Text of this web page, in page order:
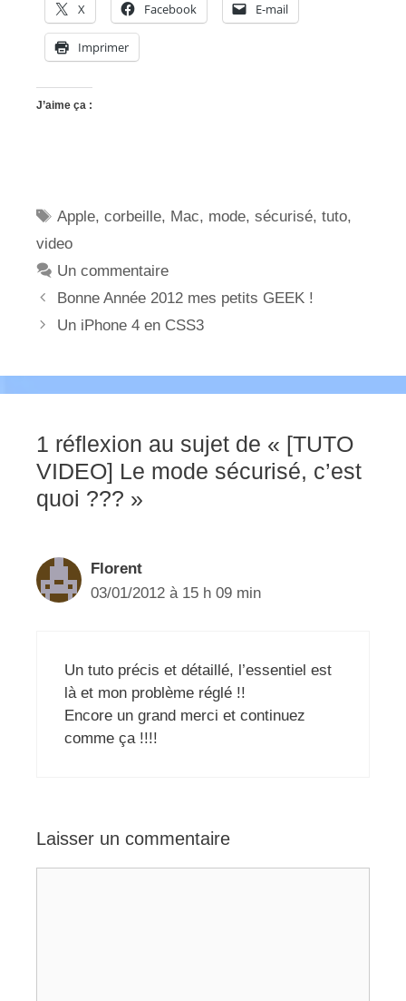
X Facebook E-mail
Imprimer
J’aime ça :
Étiquettes
Apple,corbeille, Mac, mode,sécurisé,tuto,
video
Un commentaire
Bonne Année 2012 mes petits GEEK !
Un iPhone 4 en CSS3
1 réflexion au sujet de « [TUTO
VIDEO] Le mode sécurisé, c’est
quoi ??? »
Florent
03/01/2012 à 15 h 09 min
Un tuto précis et détaillé, l’essentiel est
là et mon problème réglé !!
Encore un grand merci et continuez
comme ça !!!!
Laisser un commentaire